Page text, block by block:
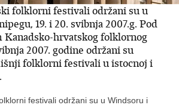
folklorni festivali održani su u
19. i 20. svibnja 2007.g. Pod
hrvatskog folklornog
2007. godine održani su
folklorni festivali u istocnoj i
festivali održani su u Windsoru i